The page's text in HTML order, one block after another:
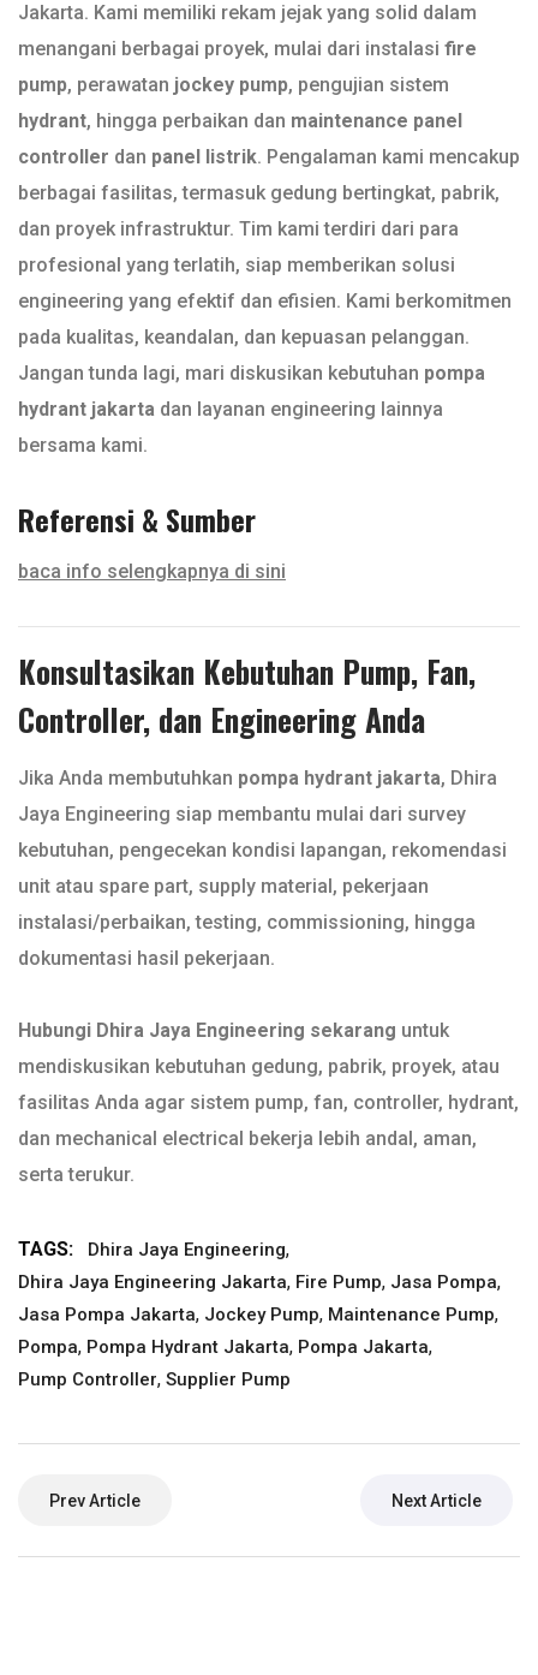
Jakarta. Kami memiliki rekam jejak yang solid dalam
menangani berbagai proyek, mulai dari instalasi fire
pump, perawatan jockey pump, pengujian sistem
hydrant, hingga perbaikan dan maintenance panel
controller dan panel listrik. Pengalaman kami mencakup
berbagai fasilitas, termasuk gedung bertingkat, pabrik,
dan proyek infrastruktur. Tim kami terdiri dari para
profesional yang terlatih, siap memberikan solusi
engineering yang efektif dan efisien. Kami berkomitmen
pada kualitas, keandalan, dan kepuasan pelanggan.
Jangan tunda lagi, mari diskusikan kebutuhan pompa
hydrant jakarta dan layanan engineering lainnya
bersama kami.
Referensi & Sumber
baca info selengkapnya di sini
Konsultasikan Kebutuhan Pump, Fan,
Controller, dan Engineering Anda
Jika Anda membutuhkan pompa hydrant jakarta, Dhira
Jaya Engineering siap membantu mulai dari survey
kebutuhan, pengecekan kondisi lapangan, rekomendasi
unit atau spare part, supply material, pekerjaan
instalasi/perbaikan, testing, commissioning, hingga
dokumentasi hasil pekerjaan.
Hubungi Dhira Jaya Engineering sekarang untuk
mendiskusikan kebutuhan gedung, pabrik, proyek, atau
fasilitas Anda agar sistem pump, fan, controller, hydrant,
dan mechanical electrical bekerja lebih andal, aman,
serta terukur.
TAGS: Dhira Jaya Engineering,
Dhira Jaya Engineering Jakarta, Fire Pump, Jasa Pompa,
Jasa Pompa Jakarta, Jockey Pump, Maintenance Pump,
Pompa, Pompa Hydrant Jakarta, Pompa Jakarta,
Pump Controller, Supplier Pump
Prev Article Next Article